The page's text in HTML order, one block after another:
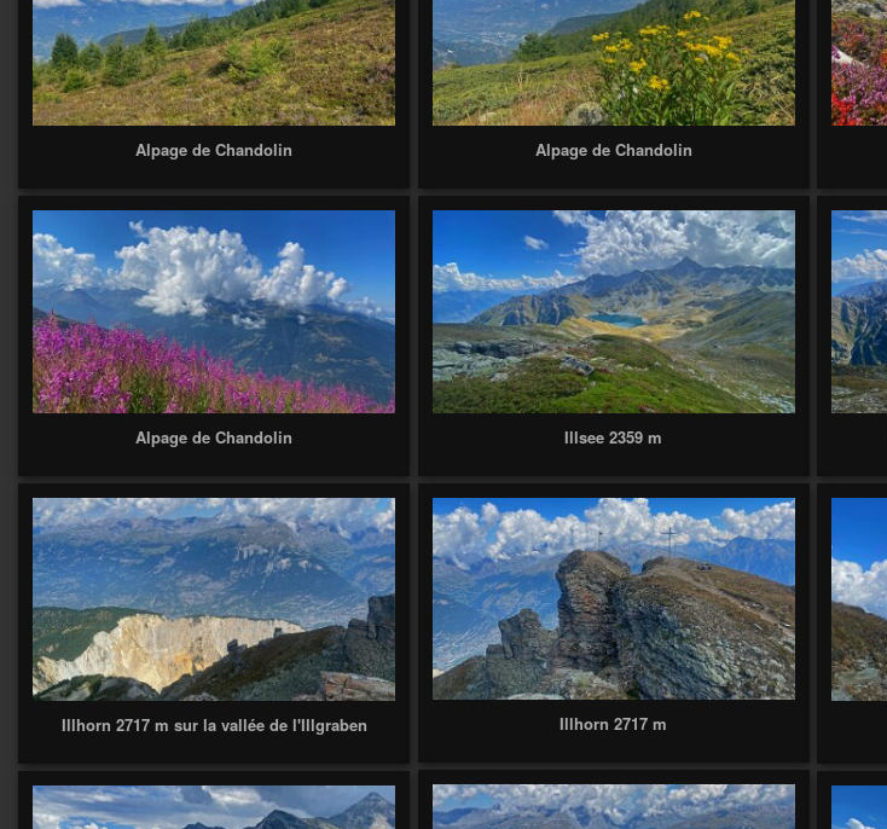
Alpage de Chandolin Alpage de Chandolin
Alpage de Chandolin Illsee 2359 m
Illhorn 2717 m sur la vallée de l'Illgraben Illhorn 2717 m